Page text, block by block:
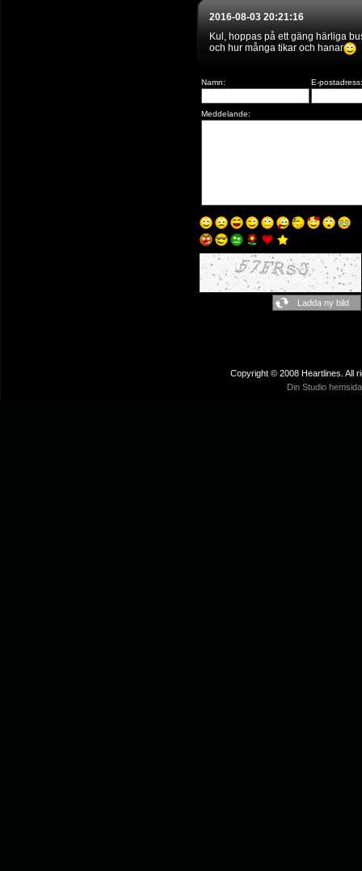
2016-08-03 20:21:16
Kul, hoppas på ett gäng härliga
och hur många tikar och hanar
Namn: E-postadress:
Meddelande:
Copyright © 2008 Heartlines. All
Din Studio hemsida